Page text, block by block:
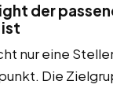
der
nur eine
Die